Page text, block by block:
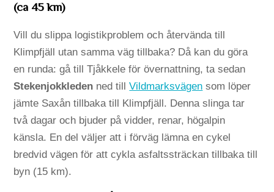
(ca 45 km)
Vill du slippa logistikproblem och återvända till
Klimpfjäll utan samma väg tillbaka? Då kan du göra
en runda: gå till Tjåkkele för övernattning, ta sedan
Stekenjokkleden ned tillVildmarksvägen som löper
jämte Saxån tillbaka till Klimpfjäll. Denna slinga tar
två dagar och bjuder på vidder, renar, högalpin
känsla. En del väljer att i förväg lämna en cykel
bredvid vägen för att cykla asfaltssträckan tillbaka till
byn (15 km).